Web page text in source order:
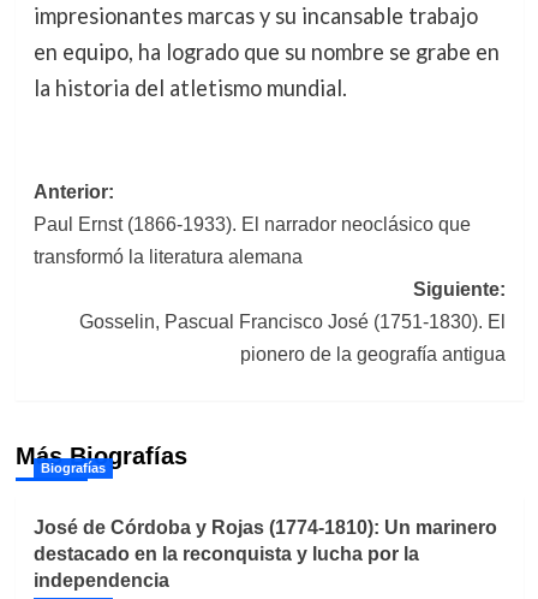
impresionantes marcas y su incansable trabajo
en equipo, ha logrado que su nombre se grabe en
la historia del atletismo mundial.
Navegación
de
Anterior:
Paul Ernst (1866-1933). El narrador neoclásico que
transformó la literatura alemana
Siguiente:
Gosselin, Pascual Francisco José (1751-1830). El
pionero de la geografía antigua
Más Biografías
Biografías
José de Córdoba y Rojas (1774-1810): Un marinero
destacado en la reconquista y lucha por la
independencia